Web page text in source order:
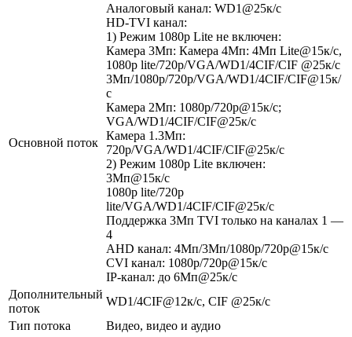
Основной поток
Аналоговый канал: WD1@25к/с
HD-TVI канал:
1) Режим 1080p Lite не включен:
Камера 3Мп: Камера 4Мп: 4Мп Lite@15к/с,
1080p lite/720p/VGA/WD1/4CIF/CIF @25к/с
3Мп/1080p/720p/VGA/WD1/4CIF/CIF@15к/
с
Камера 2Мп: 1080p/720p@15к/с;
VGA/WD1/4CIF/CIF@25к/с
Камера 1.3Мп:
720p/VGA/WD1/4CIF/CIF@25к/c
2) Режим 1080p Lite включен:
3Мп@15к/c
1080p lite/720p
lite/VGA/WD1/4CIF/CIF@25к/c
Поддержка 3Мп TVI только на каналах 1 —
4
AHD канал: 4Мп/3Мп/1080p/720p@15к/с
CVI канал: 1080p/720p@15к/с
IP-канал: до 6Mп@25к/с
Дополнительный
поток
WD1/4CIF@12к/с, CIF @25к/с
Тип потока
Видео, видео и аудио